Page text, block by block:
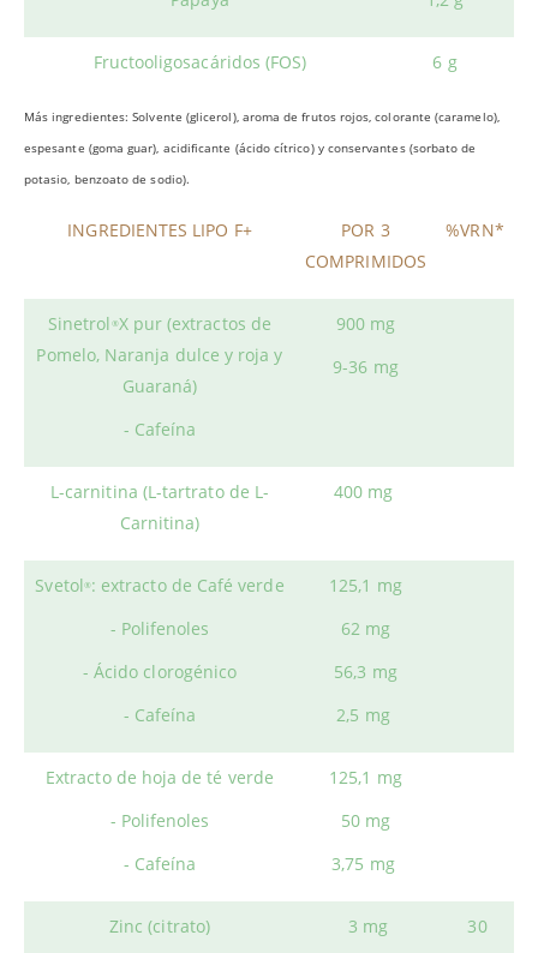
Fructooligosacáridos (FOS) 6 g
Más ingredientes: Solvente (glicerol), aroma de frutos rojos, colorante (caramelo),
espesante (goma guar), acidificante (ácido cítrico) y conservantes (sorbato de
potasio, benzoato de sodio).
INGREDIENTES LIPO F+
POR 3
COMPRIMIDOS
%VRN*
Sinetrol ®X pur (extractos de
Pomelo, Naranja dulce y roja y
Guaraná)
- Cafeína
900 mg
9-36 mg
L-carnitina (L-tartrato de L-
Carnitina)
400 mg
Svetol®: extracto de Café verde
- Polifenoles
- Ácido clorogénico
- Cafeína
125,1 mg
62 mg
56,3 mg
2,5 mg
Extracto de hoja de té verde
- Polifenoles
- Cafeína
125,1 mg
50 mg
3,75 mg
Zinc (citrato) 3 mg 30